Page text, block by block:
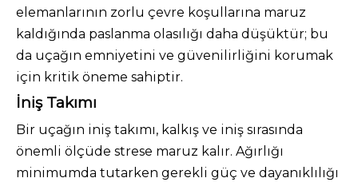
elemanlarının zorlu çevre koşullarına maruz
kaldığında paslanma olasılığı daha düşüktür; bu
da uçağın emniyetini ve güvenilirliğini korumak
için kritik öneme sahiptir.
İniş Takımı
Bir uçağın iniş takımı, kalkış ve iniş sırasında
önemli ölçüde strese maruz kalır. Ağırlığı
minimumda tutarken gerekli güç ve dayanıklılığı